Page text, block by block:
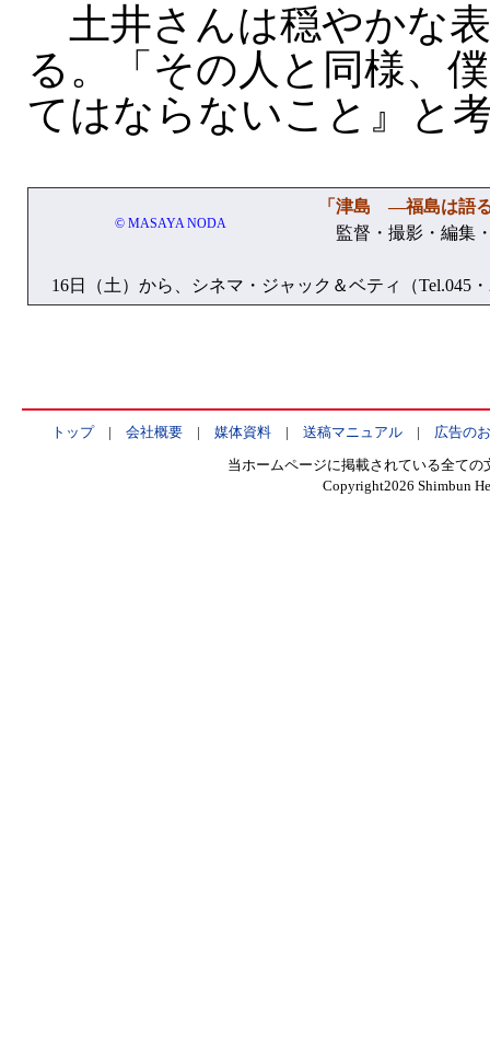
土井さんは穏やかな
る。「その人と同様、
てはならないこと』と
© MASAYA NODA
「津島 —福島は語
監督・撮影・編集
16日（土）から、シネマ・ジャック＆ベティ（Tel.045
トップ| 会社概要| 媒体資料| 送稿マニュアル| 広告の
当ホームページに掲載されている全て
Copyright2026 Shimbun